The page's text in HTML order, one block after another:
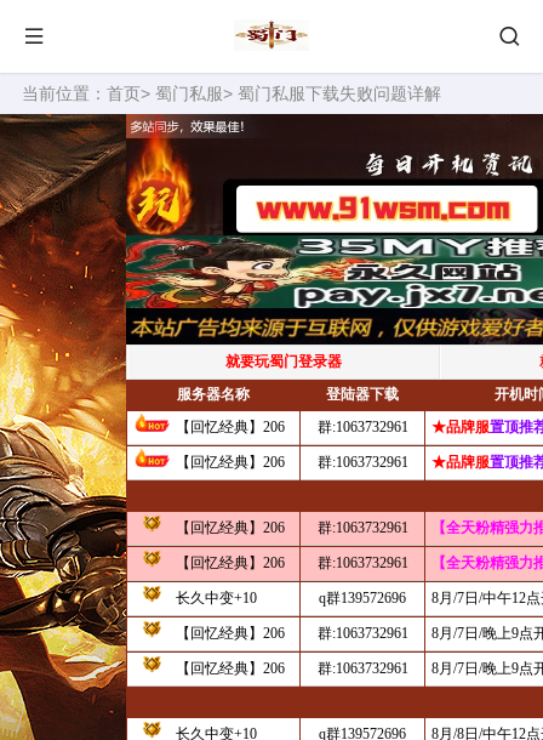
当前位置： 首页> 蜀门私服> 蜀门私服下载失败问题详解